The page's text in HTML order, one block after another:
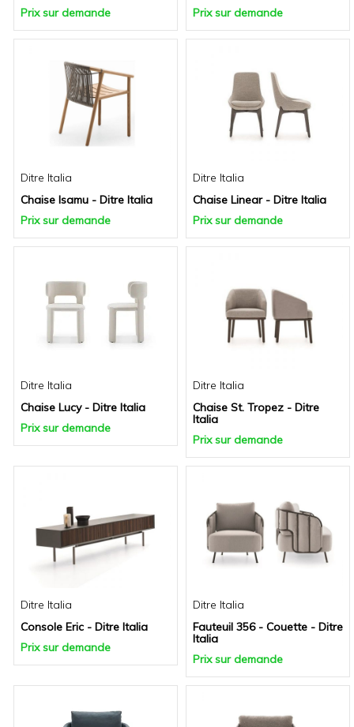
Prix sur demande
Prix sur demande
Ditre Italia
Chaise Isamu - Ditre Italia
Prix sur demande
Ditre Italia
Chaise Linear - Ditre Italia
Prix sur demande
Ditre Italia
Chaise Lucy - Ditre Italia
Prix sur demande
Ditre Italia
Chaise St. Tropez - Ditre
Italia
Prix sur demande
Ditre Italia
Console Eric - Ditre Italia
Prix sur demande
Ditre Italia
Fauteuil 356 - Couette - Ditre
Italia
Prix sur demande